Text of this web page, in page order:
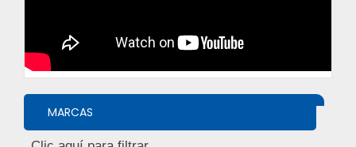
MARCAS